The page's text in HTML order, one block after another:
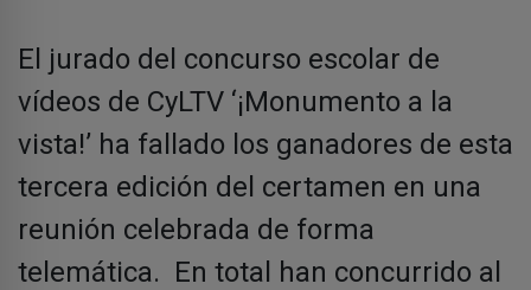
El jurado del concurso escolar de
vídeos de CyLTV ‘¡Monumento a la
vista!’ ha fallado los ganadores de esta
tercera edición del certamen en una
reunión celebrada de forma
telemática. En total han concurrido al